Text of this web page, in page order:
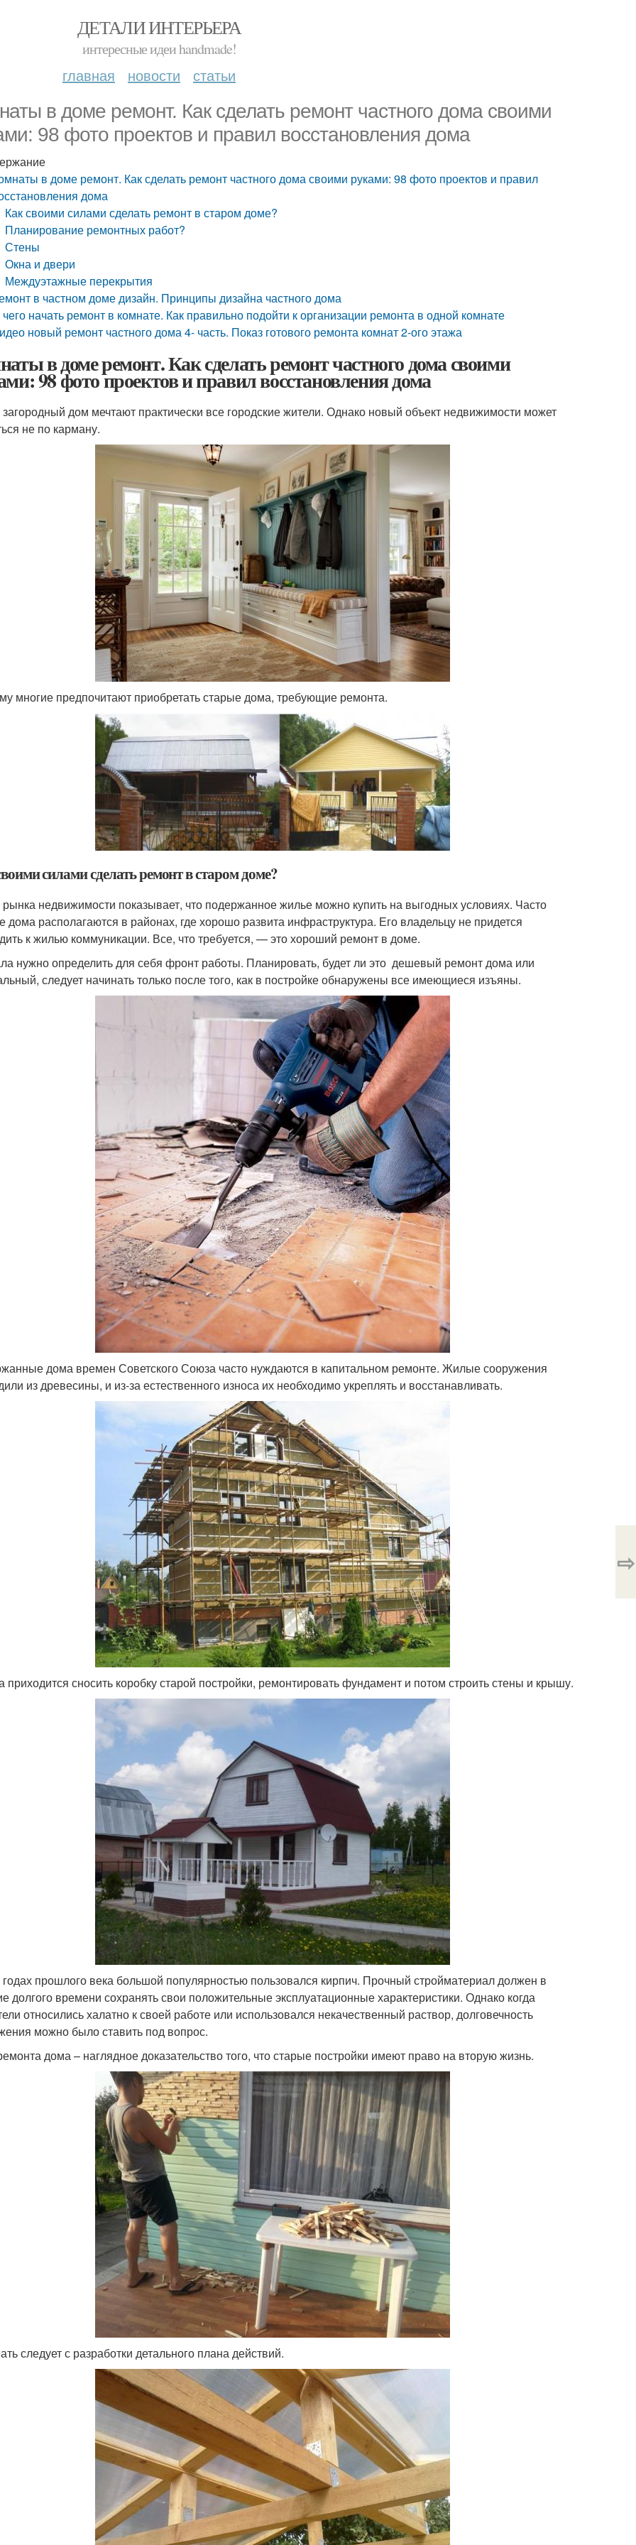
ДЕТАЛИ ИНТЕРЬЕРА
интересные идеи handmade!
главная новости статьи
в доме ремонт. Как сделать ремонт частного дома своими
98 фото проектов и правил восстановления дома
в доме ремонт. Как сделать ремонт частного дома своими руками: 98 фото проектов и правил
дома
Как своими силами сделать ремонт в старом доме?
Планирование ремонтных работ?
Стены
Окна и двери
Междуэтажные перекрытия
в частном доме дизайн. Принципы дизайна частного дома
начать ремонт в комнате. Как правильно подойти к организации ремонта в одной комнате
новый ремонт частного дома 4- часть. Показ готового ремонта комнат 2-ого этажа
в доме ремонт. Как сделать ремонт частного дома своими
98 фото проектов и правил восстановления дома
дом мечтают практически все городские жители. Однако новый объект недвижимости может
не по карману.
многие предпочитают приобретать старые дома, требующие ремонта.
силами сделать ремонт в старом доме?
недвижимости показывает, что подержанное жилье можно купить на выгодных условиях. Часто
дома располагаются в районах, где хорошо развита инфраструктура. Его владельцу не придется
к жилью коммуникации. Все, что требуется, — это хороший ремонт в доме.
нужно определить для себя фронт работы. Планировать, будет ли это дешевый ремонт дома или
следует начинать только после того, как в постройке обнаружены все имеющиеся изъяны.
дома времен Советского Союза часто нуждаются в капитальном ремонте. Жилые сооружения
из древесины, и из-за естественного износа их необходимо укреплять и восстанавливать.
приходится сносить коробку старой постройки, ремонтировать фундамент и потом строить стены и крышу.
прошлого века большой популярностью пользовался кирпич. Прочный стройматериал должен в
долгого времени сохранять свои положительные эксплуатационные характеристики. Однако когда
относились халатно к своей работе или использовался некачественный раствор, долговечность
можно было ставить под вопрос.
дома – наглядное доказательство того, что старые постройки имеют право на вторую жизнь.
следует с разработки детального плана действий.
⇨